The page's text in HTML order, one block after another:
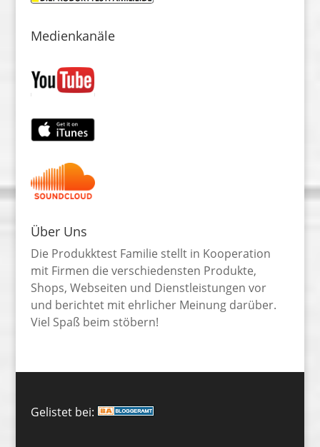
Medienkanäle
Über Uns
Die Produkktest Familie stellt in Kooperation
mit Firmen die verschiedensten Produkte,
Shops, Webseiten und Dienstleistungen vor
und berichtet mit ehrlicher Meinung darüber.
Viel Spaß beim stöbern!
Gelistet bei: